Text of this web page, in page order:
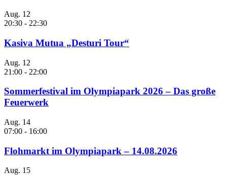
Aug. 12
20:30 - 22:30
Kasiva Mutua „Desturi Tour“
Aug. 12
21:00 - 22:00
Sommerfestival im Olympiapark 2026 – Das große
Feuerwerk
Aug. 14
07:00 - 16:00
Flohmarkt im Olympiapark – 14.08.2026
Aug. 15